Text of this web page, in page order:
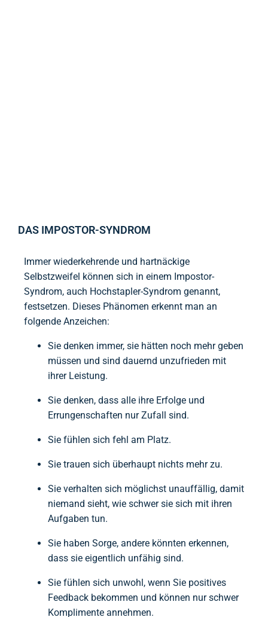
DAS IMPOSTOR-SYNDROM
Immer wiederkehrende und hartnäckige
Selbstzweifel können sich in einem Impostor-
Syndrom, auch Hochstapler-Syndrom genannt,
festsetzen. Dieses Phänomen erkennt man an
folgende Anzeichen:
Sie denken immer, sie hätten noch mehr geben
müssen und sind dauernd unzufrieden mit
ihrer Leistung.
Sie denken, dass alle ihre Erfolge und
Errungenschaften nur Zufall sind.
Sie fühlen sich fehl am Platz.
Sie trauen sich überhaupt nichts mehr zu.
Sie verhalten sich möglichst unauffällig, damit
niemand sieht, wie schwer sie sich mit ihren
Aufgaben tun.
Sie haben Sorge, andere könnten erkennen,
dass sie eigentlich unfähig sind.
Sie fühlen sich unwohl, wenn Sie positives
Feedback bekommen und können nur schwer
Komplimente annehmen.